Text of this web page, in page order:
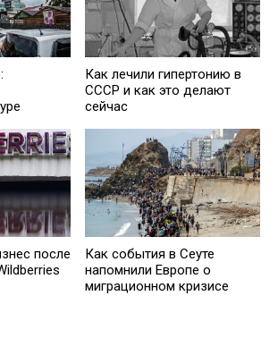
Как лечили гипертонию в
СССР и как это делают
сейчас
после
Как события в Сеуте
напомнили Европе о
миграционном кризисе